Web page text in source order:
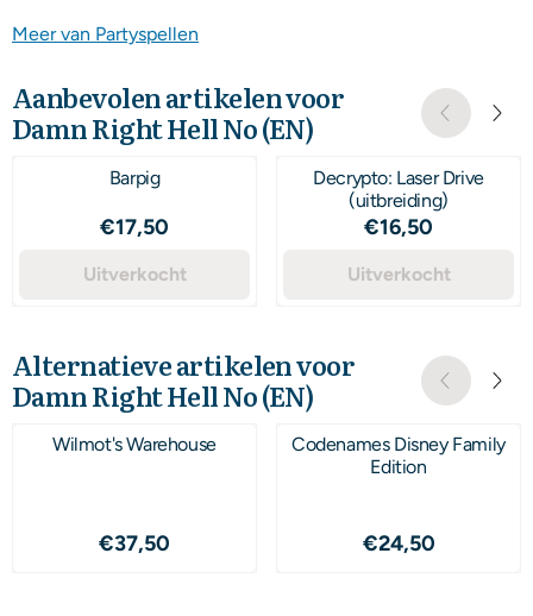
Meer van Partyspellen
Aanbevolen artikelen voor
Damn Right Hell No (EN)
Barpig
Prijs: 17,50
€17,50
Uitverkocht
Decrypto: Laser Drive
(uitbreiding)
Prijs: 16,50
€16,50
Uitverkocht
Alternatieve artikelen voor
Damn Right Hell No (EN)
Wilmot's Warehouse
Prijs: 37,50
€37,50
Codenames Disney Family
Edition
Prijs: 24,50
€24,50